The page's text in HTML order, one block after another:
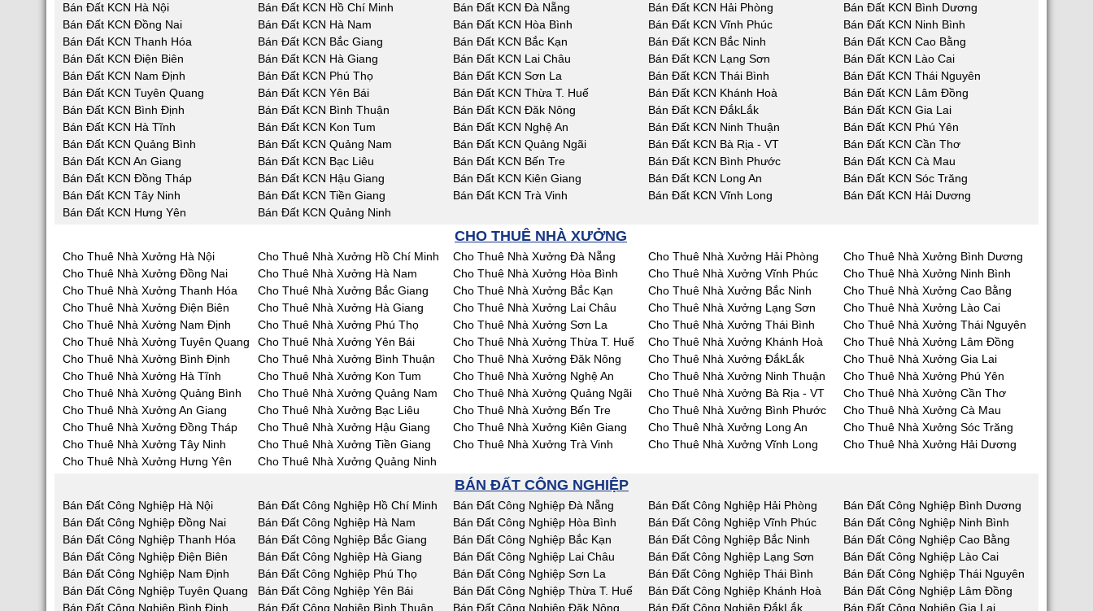
Bán Đất KCN Hà Nội Bán Đất KCN Hồ Chí Minh Bán Đất KCN Đà Nẵng Bán Đất KCN Hải Phòng
Bán Đất KCN Bình Dương
Bán Đất KCN Đồng Nai
Bán Đất KCN Hà Nam Bán Đất KCN Hòa Bình Bán Đất KCN Vĩnh Phúc
Bán Đất KCN Ninh Bình
Bán Đất KCN Thanh Hóa
Bán Đất KCN Bắc Giang Bán Đất KCN Bắc Kạn Bán Đất KCN Bắc Ninh
Bán Đất KCN Cao Bằng
Bán Đất KCN Điện Biên
Bán Đất KCN Hà Giang Bán Đất KCN Lai Châu Bán Đất KCN Lạng Sơn
Bán Đất KCN Lào Cai
Bán Đất KCN Nam Định
Bán Đất KCN Phú Thọ Bán Đất KCN Sơn La Bán Đất KCN Thái Bình
Bán Đất KCN Thái Nguyên
Bán Đất KCN Tuyên Quang
Bán Đất KCN Yên Bái Bán Đất KCN Thừa T. Huế Bán Đất KCN Khánh Hoà
Bán Đất KCN Lâm Đồng
Bán Đất KCN Bình Định
Bán Đất KCN Bình Thuận Bán Đất KCN Đăk Nông Bán Đất KCN ĐắkLắk
Bán Đất KCN Gia Lai
Bán Đất KCN Hà Tĩnh
Bán Đất KCN Kon Tum Bán Đất KCN Nghệ An Bán Đất KCN Ninh Thuận
Bán Đất KCN Phú Yên
Bán Đất KCN Quảng Bình
Bán Đất KCN Quảng Nam Bán Đất KCN Quảng Ngãi Bán Đất KCN Bà Rịa - VT
Bán Đất KCN Cần Thơ
Bán Đất KCN An Giang
Bán Đất KCN Bạc Liêu Bán Đất KCN Bến Tre Bán Đất KCN Bình Phước
Bán Đất KCN Cà Mau
Bán Đất KCN Đồng Tháp
Bán Đất KCN Hậu Giang Bán Đất KCN Kiên Giang Bán Đất KCN Long An
Bán Đất KCN Sóc Trăng
Bán Đất KCN Tây Ninh
Bán Đất KCN Tiền Giang Bán Đất KCN Trà Vinh Bán Đất KCN Vĩnh Long
Bán Đất KCN Hải Dương
Bán Đất KCN Hưng Yên
Bán Đất KCN Quảng Ninh
CHO THUÊ NHÀ XƯỞNG
Cho Thuê Nhà Xưởng Hà Nội Cho Thuê Nhà Xưởng Hồ Chí Minh Cho Thuê Nhà Xưởng Đà Nẵng Cho Thuê Nhà Xưởng Hải Phòng
Cho Thuê Nhà Xưởng Bình Dương
Cho Thuê Nhà Xưởng Đồng Nai
Cho Thuê Nhà Xưởng Hà Nam Cho Thuê Nhà Xưởng Hòa Bình Cho Thuê Nhà Xưởng Vĩnh Phúc
Cho Thuê Nhà Xưởng Ninh Bình
Cho Thuê Nhà Xưởng Thanh Hóa
Cho Thuê Nhà Xưởng Bắc Giang Cho Thuê Nhà Xưởng Bắc Kạn Cho Thuê Nhà Xưởng Bắc Ninh
Cho Thuê Nhà Xưởng Cao Bằng
Cho Thuê Nhà Xưởng Điện Biên
Cho Thuê Nhà Xưởng Hà Giang Cho Thuê Nhà Xưởng Lai Châu Cho Thuê Nhà Xưởng Lạng Sơn
Cho Thuê Nhà Xưởng Lào Cai
Cho Thuê Nhà Xưởng Nam Định
Cho Thuê Nhà Xưởng Phú Thọ Cho Thuê Nhà Xưởng Sơn La Cho Thuê Nhà Xưởng Thái Bình
Cho Thuê Nhà Xưởng Thái Nguyên
Cho Thuê Nhà Xưởng Tuyên Quang
Cho Thuê Nhà Xưởng Yên Bái Cho Thuê Nhà Xưởng Thừa T. Huế Cho Thuê Nhà Xưởng Khánh Hoà
Cho Thuê Nhà Xưởng Lâm Đồng
Cho Thuê Nhà Xưởng Bình Định
Cho Thuê Nhà Xưởng Bình Thuận Cho Thuê Nhà Xưởng Đăk Nông Cho Thuê Nhà Xưởng ĐắkLắk
Cho Thuê Nhà Xưởng Gia Lai
Cho Thuê Nhà Xưởng Hà Tĩnh
Cho Thuê Nhà Xưởng Kon Tum Cho Thuê Nhà Xưởng Nghệ An Cho Thuê Nhà Xưởng Ninh Thuận
Cho Thuê Nhà Xưởng Phú Yên
Cho Thuê Nhà Xưởng Quảng Bình
Cho Thuê Nhà Xưởng Quảng Nam Cho Thuê Nhà Xưởng Quảng Ngãi Cho Thuê Nhà Xưởng Bà Rịa - VT
Cho Thuê Nhà Xưởng Cần Thơ
Cho Thuê Nhà Xưởng An Giang
Cho Thuê Nhà Xưởng Bạc Liêu Cho Thuê Nhà Xưởng Bến Tre Cho Thuê Nhà Xưởng Bình Phước
Cho Thuê Nhà Xưởng Cà Mau
Cho Thuê Nhà Xưởng Đồng Tháp
Cho Thuê Nhà Xưởng Hậu Giang Cho Thuê Nhà Xưởng Kiên Giang Cho Thuê Nhà Xưởng Long An
Cho Thuê Nhà Xưởng Sóc Trăng
Cho Thuê Nhà Xưởng Tây Ninh
Cho Thuê Nhà Xưởng Tiền Giang Cho Thuê Nhà Xưởng Trà Vinh Cho Thuê Nhà Xưởng Vĩnh Long
Cho Thuê Nhà Xưởng Hải Dương
Cho Thuê Nhà Xưởng Hưng Yên
Cho Thuê Nhà Xưởng Quảng Ninh
BÁN ĐẤT CÔNG NGHIỆP
Bán Đất Công Nghiệp Hà Nội Bán Đất Công Nghiệp Hồ Chí Minh Bán Đất Công Nghiệp Đà Nẵng Bán Đất Công Nghiệp Hải Phòng
Bán Đất Công Nghiệp Bình Dương
Bán Đất Công Nghiệp Đồng Nai
Bán Đất Công Nghiệp Hà Nam Bán Đất Công Nghiệp Hòa Bình Bán Đất Công Nghiệp Vĩnh Phúc
Bán Đất Công Nghiệp Ninh Bình
Bán Đất Công Nghiệp Thanh Hóa
Bán Đất Công Nghiệp Bắc Giang Bán Đất Công Nghiệp Bắc Kạn Bán Đất Công Nghiệp Bắc Ninh
Bán Đất Công Nghiệp Cao Bằng
Bán Đất Công Nghiệp Điện Biên
Bán Đất Công Nghiệp Hà Giang Bán Đất Công Nghiệp Lai Châu Bán Đất Công Nghiệp Lạng Sơn
Bán Đất Công Nghiệp Lào Cai
Bán Đất Công Nghiệp Nam Định
Bán Đất Công Nghiệp Phú Thọ Bán Đất Công Nghiệp Sơn La Bán Đất Công Nghiệp Thái Bình
Bán Đất Công Nghiệp Thái Nguyên
Bán Đất Công Nghiệp Tuyên Quang
Bán Đất Công Nghiệp Yên Bái Bán Đất Công Nghiệp Thừa T. Huế Bán Đất Công Nghiệp Khánh Hoà
Bán Đất Công Nghiệp Lâm Đồng
Bán Đất Công Nghiệp Bình Định
Bán Đất Công Nghiệp Bình Thuận Bán Đất Công Nghiệp Đăk Nông Bán Đất Công Nghiệp ĐắkLắk Bán Đất Công Nghiệp Gia Lai